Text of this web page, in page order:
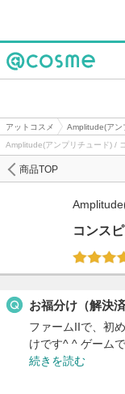
アットコスメ Amplitude(アン
Amplitude(アンプリチュード) /
商品TOP
コンス
お福分け（解決済
ファームIIで、初
けです^ ^ ゲーム
続きを読む